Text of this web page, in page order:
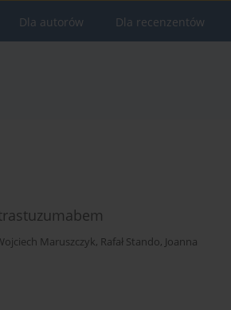
Dla autorów Dla recenzentów
Maruszczyk, Rafał Stando, Joanna